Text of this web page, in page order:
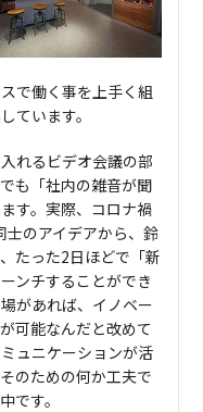
で働く事を上手く組
ています。
れるビデオ会議の部
も「社内の雑音が聞
す。実際、コロナ禍
士のアイデアから、鈴
たった2日ほどで「新
ンチすることができ
があれば、イノベー
可能なんだと改めて
ュニケーションが活
のための何か工夫で
です。